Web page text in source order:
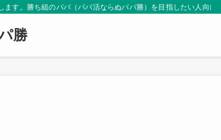
す。勝ち組のパパ（パパ活ならぬパパ勝）を目指したい人向け
勝